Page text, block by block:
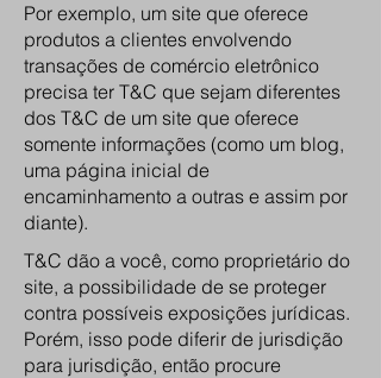
Por exemplo, um site que oferece
produtos a clientes envolvendo
transações de comércio eletrônico
precisa ter T&C que sejam diferentes
dos T&C de um site que oferece
somente informações (como um blog,
uma página inicial de
encaminhamento a outras e assim por
diante).
T&C dão a você, como proprietário do
site, a possibilidade de se proteger
contra possíveis exposições jurídicas.
Porém, isso pode diferir de jurisdição
para jurisdição, então procure